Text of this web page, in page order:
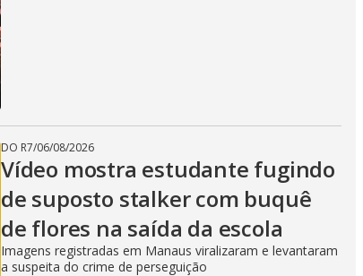
DO R7/06/08/2026
Vídeo mostra estudante fugindo
de suposto stalker com buquê
de flores na saída da escola
Imagens registradas em Manaus viralizaram e levantaram
a suspeita do crime de perseguição